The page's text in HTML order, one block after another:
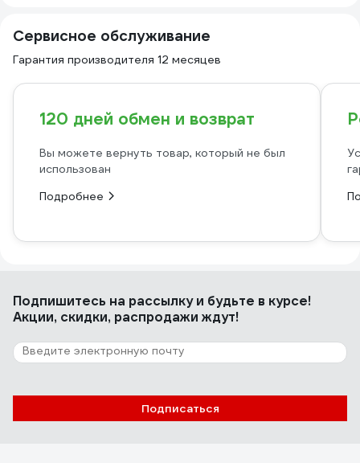
Сервисное обслуживание
Гарантия производителя 12 месяцев
120 дней обмен и возврат
Вы можете вернуть товар, который не был
использован
Подробнее
Подпишитесь на рассылкуи будьте в курсе!
Акции, скидки, распродажи ждут!
Подписаться